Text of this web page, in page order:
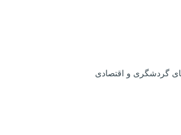
گردشگری و اقتصادی